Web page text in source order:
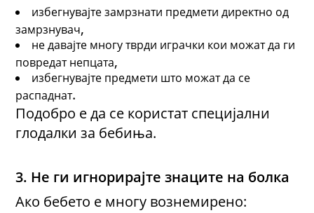
избегнувајте замрзнати предмети директно од
замрзнувач,
не давајте многу тврди играчки кои можат да ги
повредат непцата,
избегнувајте предмети што можат да се
распаднат.
Подобро е да се користат специјални
глодалки за бебиња.
3. Не ги игнорирајте знаците на болка
Ако бебето е многу вознемирено: